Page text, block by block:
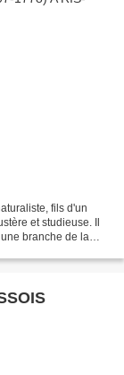
fils d'un
et studieuse. Il
branche de la